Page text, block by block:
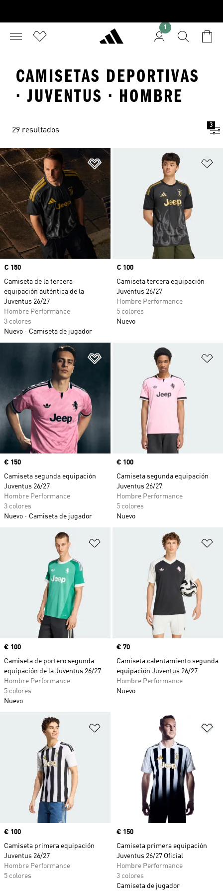
1
CAMISETAS DEPORTIVAS
· JUVENTUS · HOMBRE
29 resultados
3
Añadir a la lista de deseos
Precio
€ 150
Camiseta de la tercera
equipación auténtica de la
Juventus 26/27
Hombre Performance
3 colores
Nuevo
Camiseta de jugador
Precio
€ 100
Camiseta tercera equipación
Juventus 26/27
Hombre Performance
5 colores
Nuevo
Añadir a la lista de deseos
Precio
€ 150
Camiseta segunda equipación
Juventus 26/27
Hombre Performance
3 colores
Nuevo
Camiseta de jugador
Precio
€ 100
Camiseta segunda equipación
Juventus 26/27
Hombre Performance
5 colores
Nuevo
Añadir a la lista de deseos
Precio
€ 100
Camiseta de portero segunda
equipación de la Juventus 26/27
Hombre Performance
5 colores
Nuevo
Precio
€ 70
Camiseta calentamiento segunda
equipación Juventus 26/27
Hombre Performance
Nuevo
Añadir a la lista de deseos
Precio
€ 100
Camiseta primera equipación
Juventus 26/27
Hombre Performance
5 colores
Precio
€ 150
Camiseta primera equipación
Juventus 26/27 Oficial
Hombre Performance
3 colores
Camiseta de jugador